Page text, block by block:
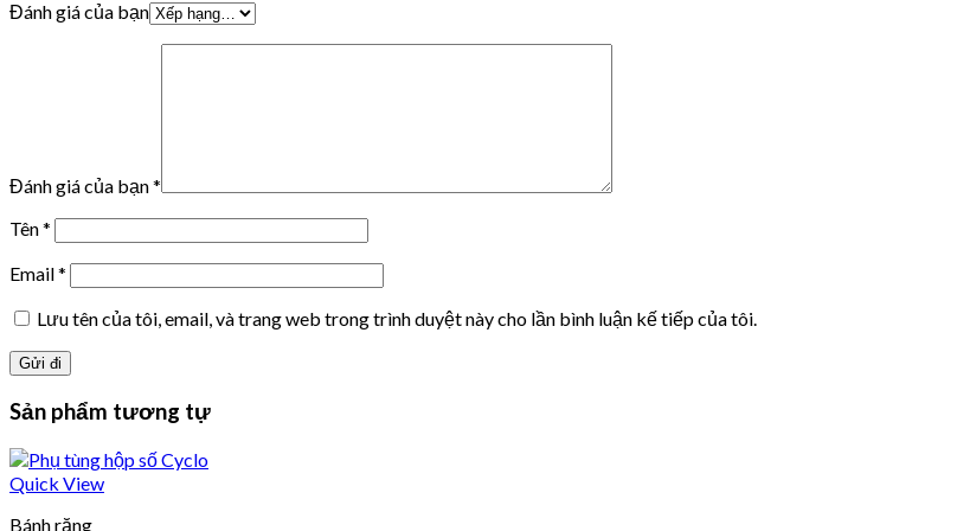
Đánh giá của bạn
Đánh giá của bạn*
Tên*
Email*
Lưu tên của tôi, email, và trang web trong trình duyệt này cho lần bình luận kế tiếp của tôi.
Sản phẩm tương tự
Quick View
Bánh răng